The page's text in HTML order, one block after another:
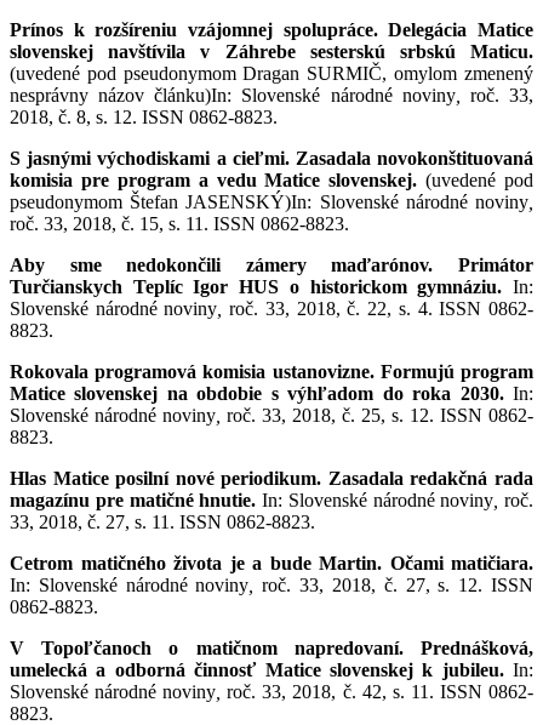
Prínos k rozšíreniu vzájomnej spolupráce. Delegácia Matice
slovenskej navštívila v Záhrebe sesterskú srbskú Maticu.
(uvedené pod pseudonymom Dragan SURMIČ, omylom zmenený
nesprávny názov článku)In: Slovenské národné noviny,
roč. 33,
2018, č. 8, s. 12. ISSN 0862-8823.
S jasnými východiskami a cieľmi. Zasadala novokonštituovaná
komisia pre program a vedu Matice slovenskej.(uvedené pod
pseudonymom Štefan JASENSKÝ)In: Slovenské národné noviny
roč. 33, 2018, č. 15, s. 11. ISSN 0862-8823.
Aby sme nedokončili zámery maďarónov. Primátor
Turčianskych Teplíc Igor HUS o historickom gymnáziu. In:
Slovenské národné noviny roč. 33, 2018, č. 22, s. 4. ISSN 0862-
8823.
Rokovala programová komisia ustanovizne. Formujú program
Matice slovenskej na obdobie s výhľadom do roka 2030. In:
Slovenské národné noviny roč. 33, 2018, č. 25, s. 12. ISSN 0862-
8823.
Hlas Matice posilní nové periodikum. Zasadala redakčná rada
magazínu pre matičné hnutie. In: Slovenské národné noviny roč.
33, 2018, č. 27, s. 11. ISSN 0862-8823.
Cetrom matičného života je a bude Martin. Očami matičiara.
In: Slovenské národné noviny
roč. 33, 2018, č. 27, s. 12. ISSN
0862-8823.
V Topoľčanoch o matičnom napredovaní. Prednášková,
umelecká a odborná činnosť Matice slovenskej k jubileu. In:
Slovenské národné noviny roč. 33, 2018, č. 42, s. 11. ISSN 0862-
8823.